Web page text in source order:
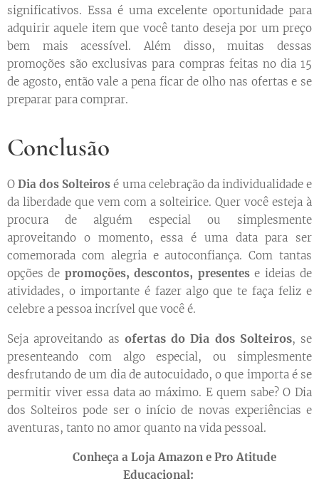
significativos. Essa é uma excelente oportunidade para
adquirir aquele item que você tanto deseja por um preço
bem mais acessível. Além disso, muitas dessas
promoções são exclusivas para compras feitas no dia 15
de agosto, então vale a pena ficar de olho nas ofertas e se
preparar para comprar.
Conclusão
ODia dos Solteiros é uma celebração da individualidade e
da liberdade que vem com a solteirice. Quer você esteja à
procura de alguém especial ou simplesmente
aproveitando o momento, essa é uma data para ser
comemorada com alegria e autoconfiança. Com tantas
opções de promoções, descontos, presentese ideias de
atividades, o importante é fazer algo que te faça feliz e
celebre a pessoa incrível que você é.
Seja aproveitando as ofertas do Dia dos Solteiros, se
presenteando com algo especial, ou simplesmente
desfrutando de um dia de autocuidado, o que importa é se
permitir viver essa data ao máximo. E quem sabe? O Dia
dos Solteiros pode ser o início de novas experiências e
aventuras, tanto no amor quanto na vida pessoal.
Conheça a Loja Amazon e Pro Atitude
Educacional: